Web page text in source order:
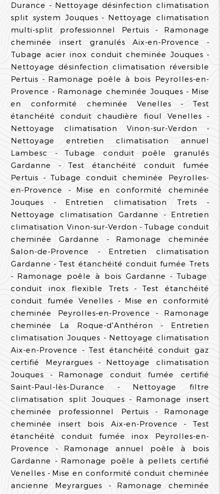
Durance
Nettoyage désinfection climatisation
split system Jouques
Nettoyage climatisation
multi-split professionnel Pertuis
Ramonage
cheminée insert granulés Aix-en-Provence
Tubage acier inox conduit cheminée Jouques
Nettoyage désinfection climatisation réversible
Pertuis
Ramonage poêle à bois Peyrolles-en-
Provence
Ramonage cheminée Jouques
Mise
en conformité cheminée Venelles
Test
étanchéité conduit chaudière fioul Venelles
Nettoyage climatisation Vinon-sur-Verdon
Nettoyage entretien climatisation annuel
Lambesc
Tubage conduit poêle granulés
Gardanne
Test étanchéité conduit fumée
Pertuis
Tubage conduit cheminée Peyrolles-
en-Provence
Mise en conformité cheminée
Jouques
Entretien climatisation Trets
Nettoyage climatisation Gardanne
Entretien
climatisation Vinon-sur-Verdon
Tubage conduit
cheminée Gardanne
Ramonage cheminée
Salon-de-Provence
Entretien climatisation
Gardanne
Test étanchéité conduit fumée Trets
Ramonage poêle à bois Gardanne
Tubage
conduit inox flexible Trets
Test étanchéité
conduit fumée Venelles
Mise en conformité
cheminée Peyrolles-en-Provence
Ramonage
cheminée La Roque-d'Anthéron
Entretien
climatisation Jouques
Nettoyage climatisation
Aix-en-Provence
Test étanchéité conduit gaz
certifié Meyrargues
Nettoyage climatisation
Jouques
Ramonage conduit fumée certifié
Saint-Paul-lès-Durance
Nettoyage filtre
climatisation split Jouques
Ramonage insert
cheminée professionnel Pertuis
Ramonage
cheminée insert bois Aix-en-Provence
Test
étanchéité conduit fumée inox Peyrolles-en-
Provence
Ramonage annuel poêle à bois
Gardanne
Ramonage poêle à pellets certifié
Venelles
Mise en conformité conduit cheminée
ancienne Meyrargues
Ramonage cheminée